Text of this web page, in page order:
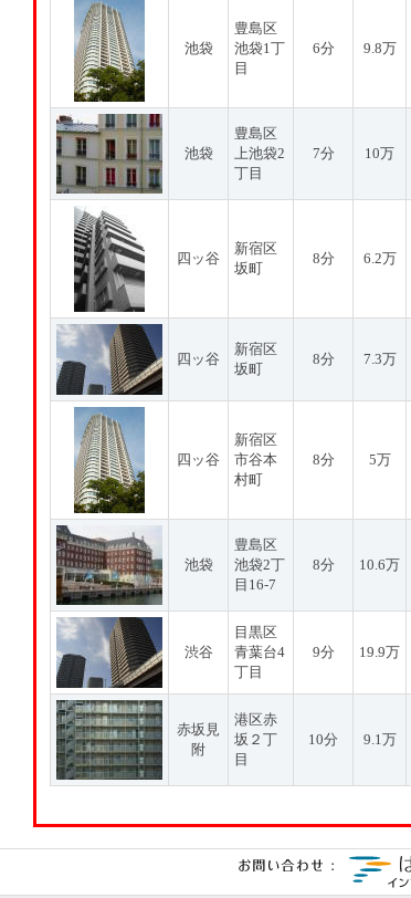
池袋
豊島区
池袋1丁
目
6分 9.8万
池袋
豊島区
上池袋2
丁目
7分 10万
四ッ谷
新宿区
坂町
8分 6.2万
四ッ谷
新宿区
坂町
8分 7.3万
四ッ谷
新宿区
市谷本
村町
8分 5万
池袋
豊島区
池袋2丁
目16-7
8分 10.6万
渋谷
目黒区
青葉台4
丁目
9分 19.9万
赤坂見
附
港区赤
坂２丁
目
10分 9.1万